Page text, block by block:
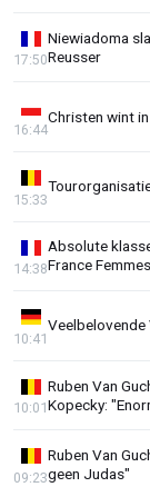
Niewiadoma
Reusser
17:50
Christen wint
16:44
15:33
Absolute
France Femmes
14:38
10:41
Ruben Van
Kopecky:
10:01
Ruben Van
geen Judas"
09:23